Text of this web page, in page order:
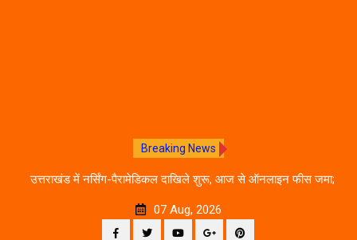
Breaking News
उत्तराखंड में नर्सिंग-पैरामेडिकल दाखिले शुरू, आज से ऑनलाइन फीस जमा;
रवि
07 Aug, 2026